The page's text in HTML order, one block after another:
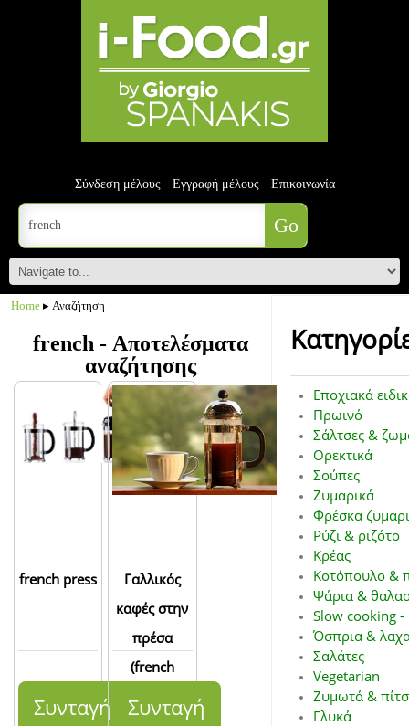
Σύνδεση μέλους Εγγραφή μέλους Επικοινωνία
Home ▸ Αναζήτηση
french - Αποτελέσματα
αναζήτησης
french press
Συνταγή
Γαλλικός
καφές στην
πρέσα
(french
press)
Συνταγή
Εποχιακά
Πρωινό
Σάλτσες &
Ορεκτικά
Σούπες
Ζυμαρικά
Φρέσκα
Ρύζι & ριζότο
Κρέας
Κοτόπουλο &
Ψάρια &
Slow cooking -
Όσπρια &
Σαλάτες
Vegetarian
Ζυμωτά &
Γλυκά